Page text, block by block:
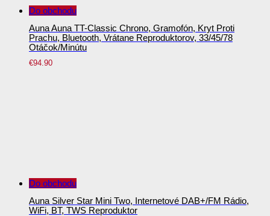
Do obchodu
Auna Auna TT-Classic Chrono, Gramofón, Kryt Proti
Prachu, Bluetooth, Vrátane Reproduktorov, 33/45/78
Otáčok/minútu
€94.90
Do obchodu
Auna Silver Star Mini Two, Internetové DAB+/FM Rádio,
WiFi, BT, TWS Reproduktor